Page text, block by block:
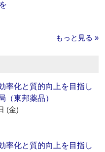
もっと見る »
率化と質的向上を目指し
（東邦薬品）
(金)
率化と質的向上を目指し